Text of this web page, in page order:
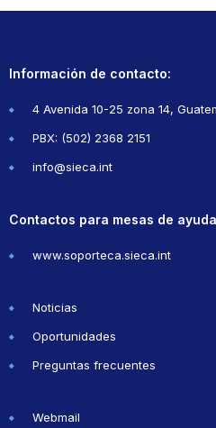
Información de contacto:
4 Avenida 10-25 zona 14,
PBX: (502) 2368 2151
info@sieca.int
Contactos para mesas de
www.soporteca.sieca.int
Noticias
Oportunidades
Preguntas frecuentes
Webmail